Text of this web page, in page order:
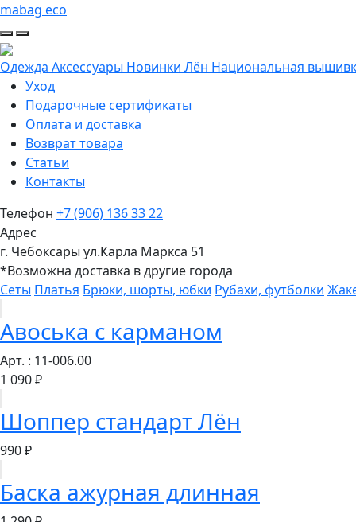
mabag eco
Одежда Аксессуары Новинки Лён Национальная
Уход
Подарочные сертификаты
Оплата и доставка
Возврат товара
Статьи
Контакты
Телефон +7 (906) 136 33 22
Адрес
г. Чебоксары ул.Карла Маркса 51
*Возможна доставка в другие города
Сеты Платья Брюки, шорты, юбки Рубахи, футболки
Авоська с карманом
Арт. : 11-006.00
1 090 ₽
Шоппер стандарт Лён
990 ₽
Баска ажурная длинная